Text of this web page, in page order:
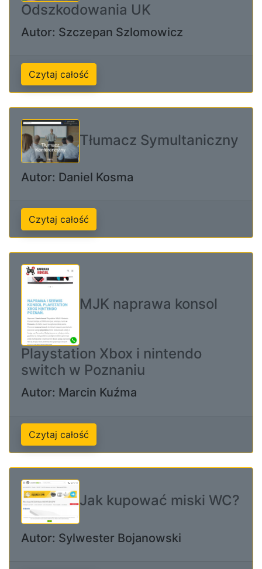
Odszkodowania UK
Autor: Szczepan Szlomowicz
Czytaj całość
Tłumacz Symultaniczny
Autor: Daniel Kosma
Czytaj całość
MJK naprawa konsol
Playstation Xbox i nintendo
switch w Poznaniu
Autor: Marcin Kuźma
Czytaj całość
Jak kupować miski WC?
Autor: Sylwester Bojanowski